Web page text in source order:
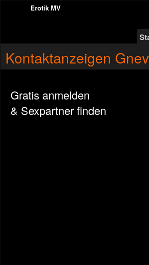
Erotik MV
Kontaktanzeigen
Gratis anmelden
& Sexpartner finden